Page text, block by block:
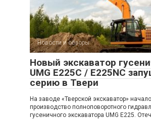
Новости и обзоры
Новый экскаватор
UMG E225C / E225NC
серию в Твери
На заводе «Тверской экскаватор»
производство полноповоротного
гусеничного экскаватора UMG E225.